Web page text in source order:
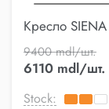
Кресло SIENA
9400 mdl/шт.
6110 mdl/шт.
Stock: